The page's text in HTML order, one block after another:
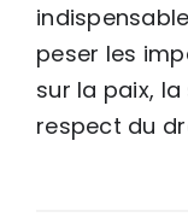
peser les
sur la paix,
respect du